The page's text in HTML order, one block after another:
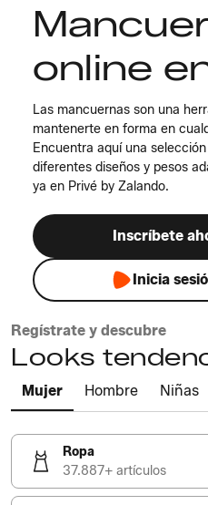
online
Las mancuernas son una
mantenerte en forma en
Encuentra aquí una
diferentes diseños y pesos
ya en Privé by Zalando.
Inscríbete
Inicia
Regístrate y descubre
Looks
Mujer Hombre Niñas
Ropa
37.887+ artículos